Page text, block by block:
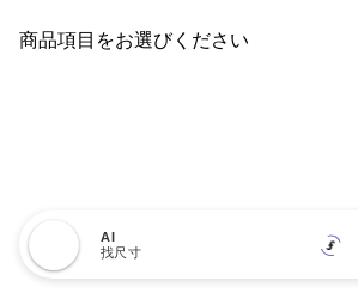
商品項目をお選びください
AI
找尺寸